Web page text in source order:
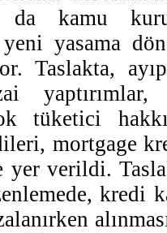
da kamu
yeni yasama
Taslakta,
tüketici
mortgage
yer verildi.
kredi